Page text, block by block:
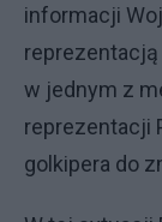
informacji
w jednym z
reprezentacji
golkipera do